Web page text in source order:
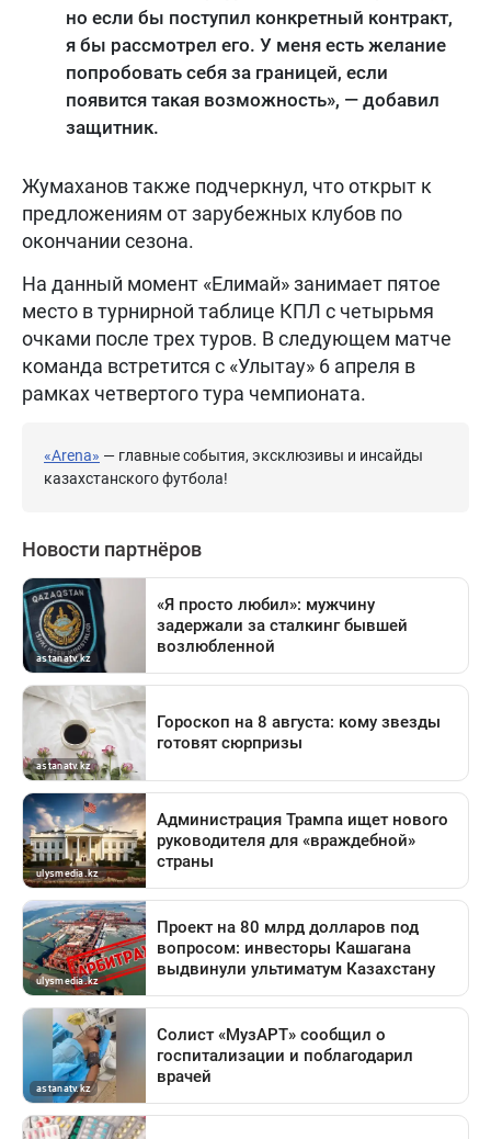
но если бы поступил конкретный контракт,
я бы рассмотрел его. У меня есть желание
попробовать себя за границей, если
появится такая возможность», — добавил
защитник.
Жумаханов также подчеркнул, что открыт к
предложениям от зарубежных клубов по
окончании сезона.
На данный момент «Елимай» занимает пятое
место в турнирной таблице КПЛ с четырьмя
очками после трех туров. В следующем матче
команда встретится с «Улытау» 6 апреля в
рамках четвертого тура чемпионата.
«Arena» — главные события, эксклюзивы и инсайды
казахстанского футбола!